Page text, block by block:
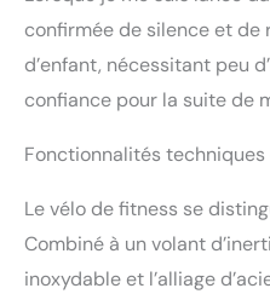
confirmée de silence et de
d’enfant, nécessitant peu
confiance pour la suite de
Fonctionnalités
Le vélo de fitness se
Combiné à un volant
inoxydable et l’alliage